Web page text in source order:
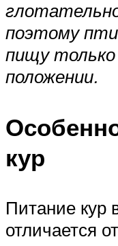
поэтому
пищу
положении.
кур
Питание кур
отличается